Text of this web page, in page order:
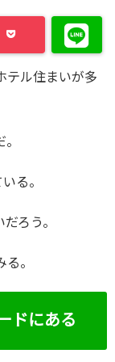
テル住まいが多
る。
ろう。
。
ドにある